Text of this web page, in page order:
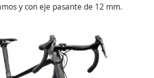
y con eje pasante de 12 mm.